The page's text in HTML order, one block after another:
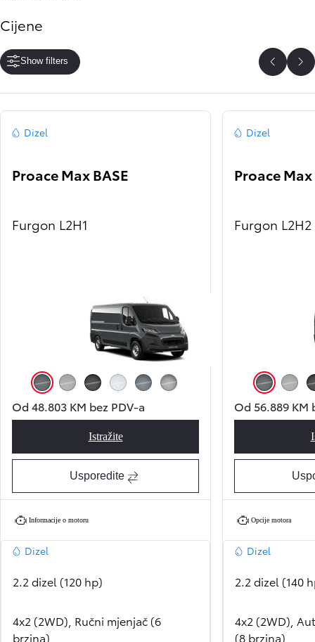
Cijene
Show filters Scroll
Dizel
Proace Max BASE
Furgon L2H1
Siva (Anthracite EAB)
Od 48.803 KM bez PDV-a
IstražiteProace Max BASE
Usporedite
Informacije o motoru
Dizel
2.2 dizel (120 hp)
4x2 (2WD), Ručni mjenjač (6
brzina)
Dizel
Proace Max
Furgon L2H2
Siva (Anthracite
Od 56.889 KM
Opcije motora
Dizel
2.2 dizel (140
4x2 (2WD),
(8 brzina)